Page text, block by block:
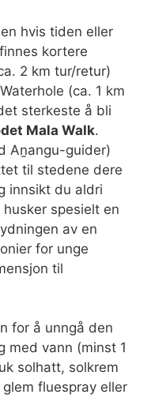
hvis tiden eller
kortere
2 km tur/retur)
(ca. 1 km
sterkeste å bli
Mala Walk.
Aṉangu-guider)
til stedene dere
innsikt du aldri
spesielt en
av en
for unge
til
for å unngå den
med vann (minst 1
solhatt, solkrem
fluespray eller